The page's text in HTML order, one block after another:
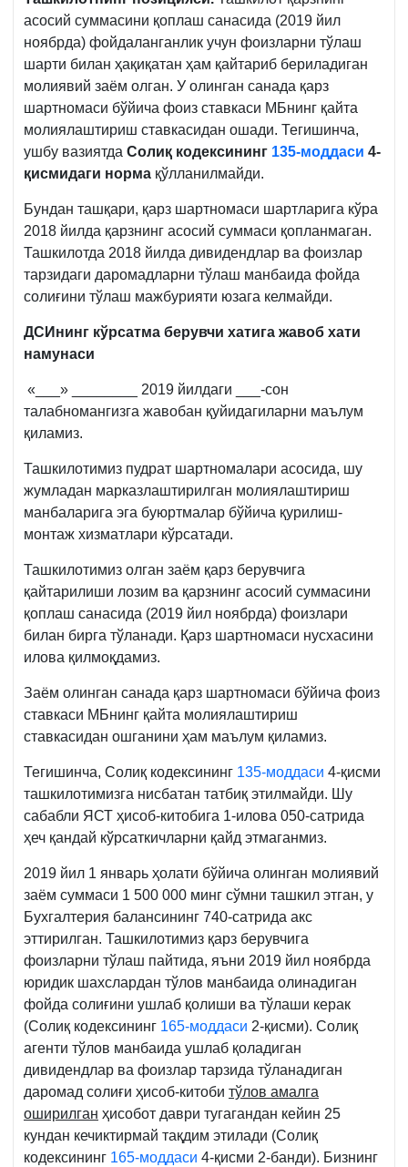
асосий суммасини қоплаш санасида (2019 йил
ноябрда) фойдаланганлик учун фоизларни тўлаш
шарти билан ҳақиқатан ҳам қайтариб бериладиган
молиявий заём олган. У олинган санада қарз
шартномаси бўйича фоиз ставкаси МБнинг қайта
молиялаштириш ставкасидан ошади. Тегишинча,
ушбу вазиятда Солиқ кодексининг 135-моддаси 4-
қисмидаги норма қўлланилмайди.
Бундан ташқари, қарз шартномаси шартларига кўра
2018 йилда қарзнинг асосий суммаси қопланмаган.
Ташкилотда 2018 йилда дивидендлар ва фоизлар
тарзидаги даромадларни тўлаш манбаида фойда
солиғини тўлаш мажбурияти юзага келмайди.
ДСИнинг кўрсатма берувчи хатига жавоб хати
намунаси
«___» ________ 2019 йилдаги ___-сон
талабномангизга жавобан қуйидагиларни маълум
қиламиз.
Ташкилотимиз пудрат шартномалари асосида, шу
жумладан марказлаштирилган молиялаштириш
манбаларига эга буюртмалар бўйича қурилиш-
монтаж хизматлари кўрсатади.
Ташкилотимиз олган заём қарз берувчига
қайтарилиши лозим ва қарзнинг асосий суммасини
қоплаш санасида (2019 йил ноябрда) фоизлари
билан бирга тўланади. Қарз шартномаси нусхасини
илова қилмоқдамиз.
Заём олинган санада қарз шартномаси бўйича фоиз
ставкаси МБнинг қайта молиялаштириш
ставкасидан ошганини ҳам маълум қиламиз.
Тегишинча, Солиқ кодексининг 135-моддаси 4-қисми
ташкилотимизга нисбатан татбиқ этилмайди. Шу
сабабли ЯСТ ҳисоб-китобига 1-илова 050-сатрида
ҳеч қандай кўрсаткичларни қайд этмаганмиз.
2019 йил 1 январь ҳолати бўйича олинган молиявий
заём суммаси 1 500 000 минг сўмни ташкил этган, у
Бухгалтерия балансининг 740-сатрида акс
эттирилган. Ташкилотимиз қарз берувчига
фоизларни тўлаш пайтида, яъни 2019 йил ноябрда
юридик шахслардан тўлов манбаида олинадиган
фойда солиғини ушлаб қолиши ва тўлаши керак
(Солиқ кодексининг 165-моддаси 2-қисми). Солиқ
агенти тўлов манбаида ушлаб қоладиган
дивидендлар ва фоизлар тарзида тўланадиган
даромад солиғи ҳисоб-китоби тўлов амалга
оширилган ҳисобот даври тугагандан кейин 25
кундан кечиктирмай тақдим этилади (Солиқ
кодексининг 165-моддаси 4-қисми 2-банди). Бизнинг